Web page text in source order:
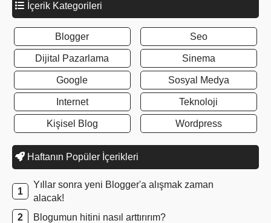
İçerik Kategorileri
Blogger
Dijital Pazarlama
Google
Internet
Kişisel Blog
Seo
Sinema
Sosyal Medya
Teknoloji
Wordpress
Haftanın Popüler İçerikleri
Yıllar sonra yeni Blogger'a alışmak zaman
alacak!
Blogumun hitini nasıl arttırırım?